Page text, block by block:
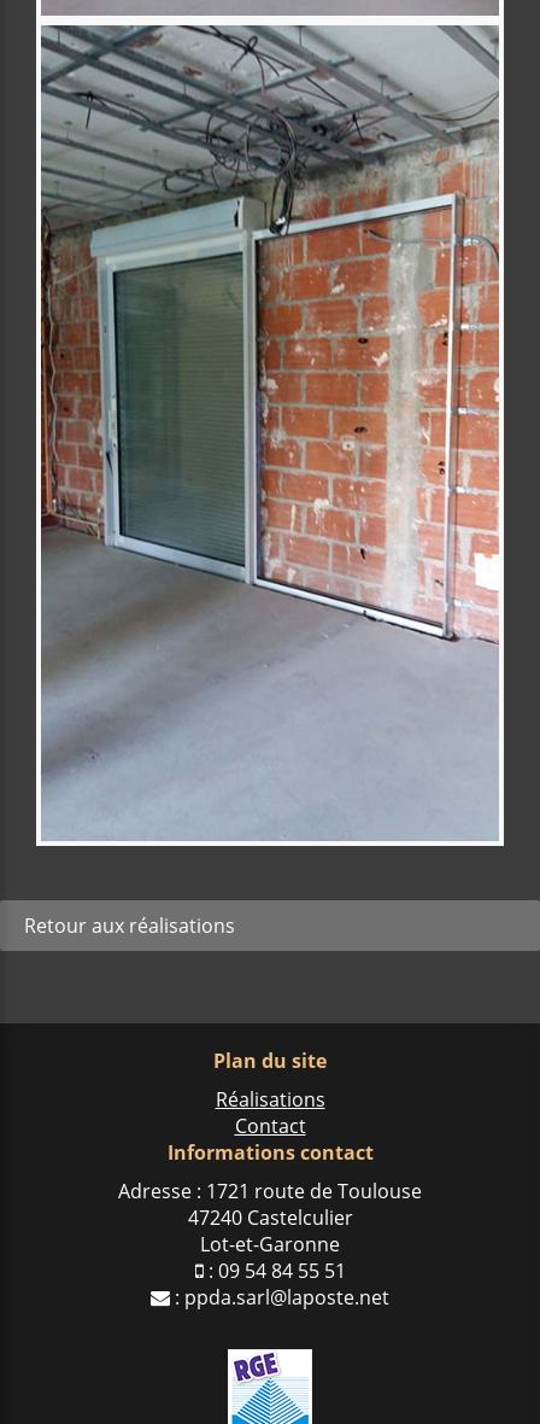
Retour aux réalisations
Plan du site
Réalisations
Contact
Informations contact
Adresse : 1721 route de Toulouse
47240 Castelculier
Lot-et-Garonne
: 09 54 84 55 51
: ppda.sarl@laposte.net